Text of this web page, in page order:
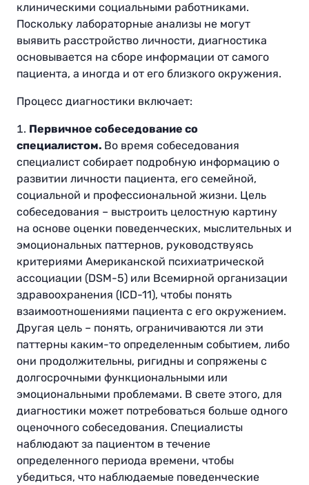
клиническими социальными работниками.
Поскольку лабораторные анализы не могут
выявить расстройство личности, диагностика
основывается на сборе информации от самого
пациента, а иногда и от его близкого окружения.
Процесс диагностики включает:
Первичное собеседование со
специалистом. Во время собеседования
специалист собирает подробную информацию о
развитии личности пациента, его семейной,
социальной и профессиональной жизни. Цель
собеседования – выстроить целостную картину
на основе оценки поведенческих, мыслительных и
эмоциональных паттернов, руководствуясь
критериями Американской психиатрической
ассоциации (DSM-5) или Всемирной организации
здравоохранения (ICD-11), чтобы понять
взаимоотношениями пациента с его окружением.
Другая цель – понять, ограничиваются ли эти
паттерны каким-то определенным событием, либо
они продолжительны, ригидны и сопряжены с
долгосрочными функциональными или
эмоциональными проблемами. В свете этого, для
диагностики может потребоваться больше одного
оценочного собеседования. Специалисты
наблюдают за пациентом в течение
определенного периода времени, чтобы
убедиться, что наблюдаемые поведенческие